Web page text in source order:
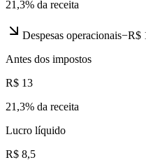
21,3% da receita
Despesas operacionais−R$
Antes dos impostos
R$ 13
21,3% da receita
Lucro líquido
R$ 8,5